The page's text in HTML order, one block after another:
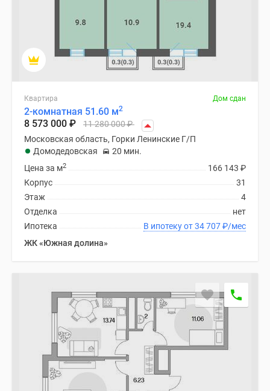
Квартира Дом сдан
2-комнатная 51.60 м2
8 573 000 ₽ 11 280 000₽
Московская область, Горки Ленинские Г/П
Домодедовская
20 мин.
166 143 ₽
Цена за м2
31
Корпус
4
Этаж
нет
Отделка
В ипотеку от 34 707₽/мес
Ипотека
ЖК «Южная долина»